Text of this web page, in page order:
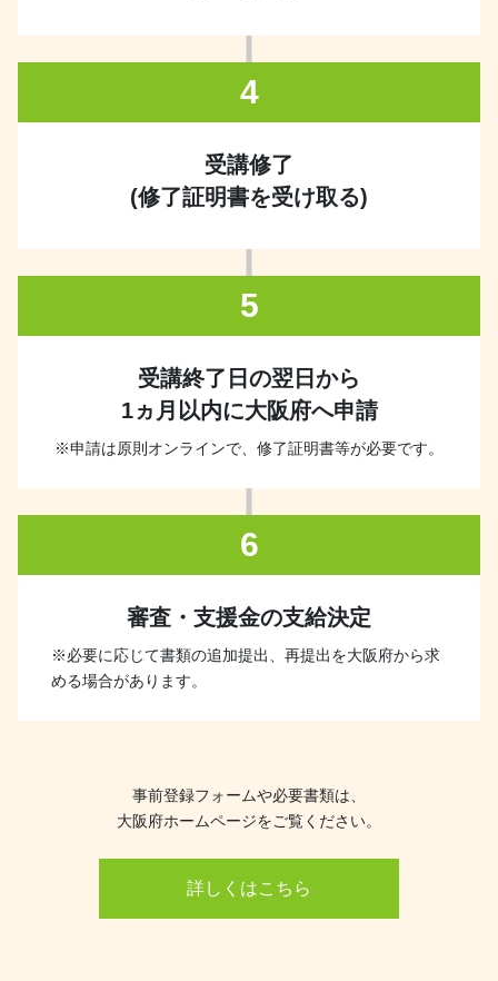
4
受講修了
(修了証明書を受け取る)
5
受講終了日の翌日から
1ヵ月以内に大阪府へ申請
※申請は原則オンラインで、修了証明書等が必要です。
6
審査・支援金の支給決定
※必要に応じて書類の追加提出、再提出を大阪府から求
める場合があります。
事前登録フォームや必要書類は、
大阪府ホームページをご覧ください。
詳しくはこちら